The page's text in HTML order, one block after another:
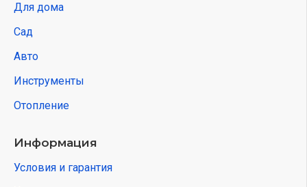
Для дома
Сад
Авто
Инструменты
Отопление
Информация
Условия и гарантия